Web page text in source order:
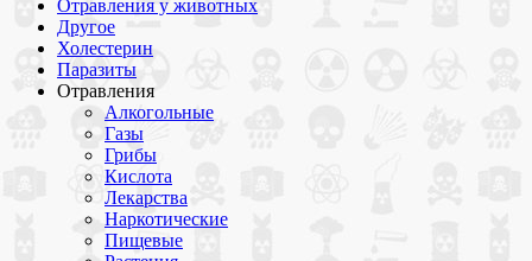
Отравления у животных
Другое
Холестерин
Паразиты
Отравления
Алкогольные
Газы
Грибы
Кислота
Лекарства
Наркотические
Пищевые